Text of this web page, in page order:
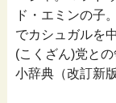
ド・エミンの子
でカシュガルを
(こくざん)党と
小辞典（改訂新